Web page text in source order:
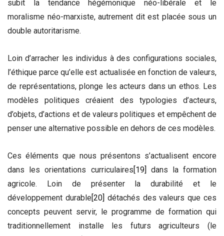
subit la tendance hégémonique néo-libérale et le
moralisme néo-marxiste, autrement dit est placée sous un
double autoritarisme.
Loin d’arracher les individus à des configurations sociales,
l’éthique parce qu’elle est actualisée en fonction de valeurs,
de représentations, plonge les acteurs dans un ethos. Les
modèles politiques créaient des typologies d’acteurs,
d’objets, d’actions et de valeurs politiques et empêchent de
penser une alternative possible en dehors de ces modèles.
Ces éléments que nous présentons s’actualisent encore
dans les orientations curriculaires[19] dans la formation
agricole. Loin de présenter la durabilité et le
développement durable[20] détachés des valeurs que ces
concepts peuvent servir, le programme de formation qui
traditionnellement installe les futurs agriculteurs (le